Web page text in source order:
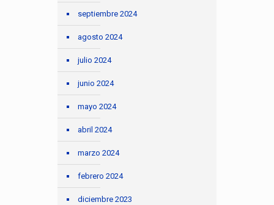
septiembre 2024
agosto 2024
julio 2024
junio 2024
mayo 2024
abril 2024
marzo 2024
febrero 2024
diciembre 2023